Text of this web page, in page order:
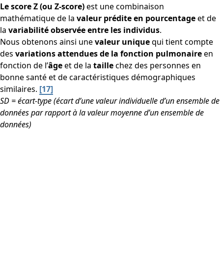
Le score Z (ou Z-score)est une combinaison
mathématique de la valeur prédite en pourcentageet de
la variabilité observée entre les individus.
Nous obtenons ainsi unevaleur uniquequi tient compte
des variations attendues de la fonction pulmonaireen
fonction de l’âgeet de la taillechez des personnes en
bonne santé et de caractéristiques démographiques
similaires. [17]
SD = écart-type (écart d’une valeur individuelle d’un ensemble de
données par rapport à la valeur moyenne d’un ensemble de
données)